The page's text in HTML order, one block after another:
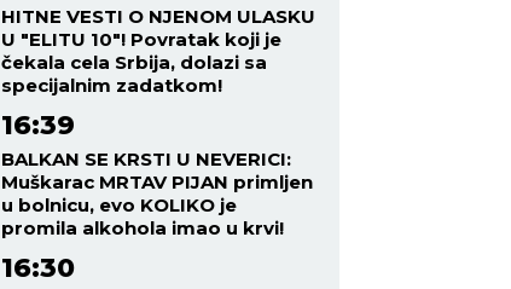
HITNE VESTI O NJENOM ULASKU
U "ELITU 10"! Povratak koji je
čekala cela Srbija, dolazi sa
specijalnim zadatkom!
16:39
BALKAN SE KRSTI U NEVERICI:
Muškarac MRTAV PIJAN primljen
u bolnicu, evo KOLIKO je
promila alkohola imao u krvi!
16:30